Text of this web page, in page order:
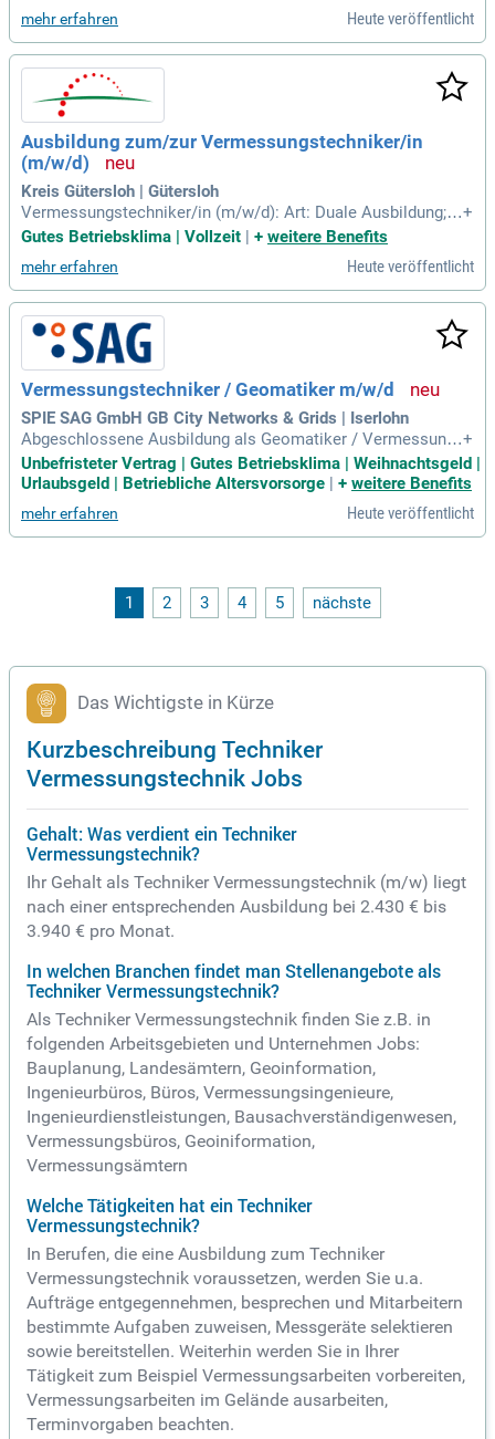
ionsprogrammen (RIB iTWO, ISL-Kocher
mehr erfahren Heute veröffentlicht
Ausbildung zum/zur Vermessungstechniker/in
(m/w/d)
Kreis Gütersloh | Gütersloh
Vermessungstechniker/in (m/w/d): Art: Duale Ausbildung; B
eginn: 01.09.2027; Dauer: 3 Jahre; Bezahlung: Ca. 1.410€ (Ta
brutto monatlich.
+
Gutes Betriebsklima | Vollzeit | + weitere Benefits
mehr erfahren Heute veröffentlicht
Vermessungstechniker / Geomatiker m/w/d
SPIE SAG GmbH GB City Networks & Grids | Iserlohn
Abgeschlossene Ausbildung als Geomatiker / Vermessung
stechniker m/w/d oder ein vergleichbares Studium im Berei
ch der Vermessungstechnik (z.B. als Geoinformatiker / Ver
te Berufseinsteiger m/w/d mit
+
Unbefristeter Vertrag | Gutes Betriebsklima | Weihnachtsgeld |
Urlaubsgeld | Betriebliche Altersvorsorge
+ weitere Benefits
mehr erfahren Heute veröffentlicht
1 2 3 4 5 nächste
Das Wichtigste in Kürze
Kurzbeschreibung Techniker
Vermessungstechnik Jobs
Gehalt: Was verdient ein Techniker
Vermessungstechnik?
Ihr Gehalt als Techniker Vermessungstechnik (m/w) liegt
nach einer entsprechenden Ausbildung bei 2.430 € bis
3.940 € pro Monat.
In welchen Branchen findet man Stellenangebote als
Techniker Vermessungstechnik?
Als Techniker Vermessungstechnik finden Sie z.B. in
folgenden Arbeitsgebieten und Unternehmen Jobs:
Bauplanung, Landesämtern, Geoinformation,
Ingenieurbüros, Büros, Vermessungsingenieure,
Ingenieurdienstleistungen, Bausachverständigenwesen,
Vermessungsbüros, Geoiniformation,
Vermessungsämtern
Welche Tätigkeiten hat ein Techniker
Vermessungstechnik?
In Berufen, die eine Ausbildung zum Techniker
Vermessungstechnik voraussetzen, werden Sie u.a.
Aufträge entgegennehmen, besprechen und Mitarbeitern
bestimmte Aufgaben zuweisen, Messgeräte selektieren
sowie bereitstellen. Weiterhin werden Sie in Ihrer
Tätigkeit zum Beispiel Vermessungsarbeiten vorbereiten,
Vermessungsarbeiten im Gelände ausarbeiten,
Terminvorgaben beachten.